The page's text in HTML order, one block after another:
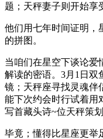
题；天秤妻子则开始享
他们用七年时间证明，
的拼图。
当咱们在星空下谈论爱
解读的密语。3月1日双
镜；天秤座寻找灵魂伴
能下次约会时行试着用
写首藏头诗~位天秤策
毕竟；懂得比星座更举